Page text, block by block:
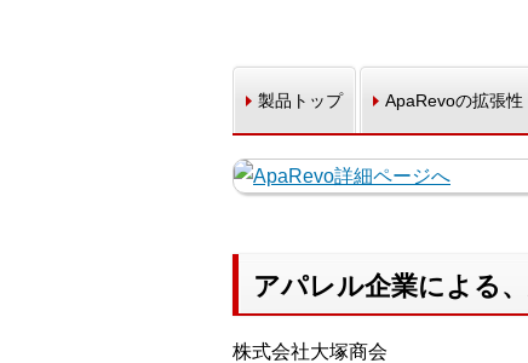
製品トップ ApaRevoの拡張性
アパレル企業による
株式会社大塚商会